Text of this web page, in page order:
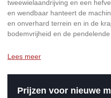
tweewielaandrijving en een
en wendbaar hanteert de
en onverhard terrein en in de
bodemvrijheid en de
Lees meer
Prijzen voor nieuwe